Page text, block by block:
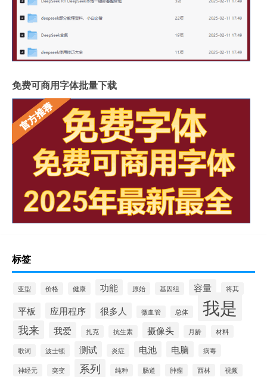
免费可商用字体批量下载
标签
亚型 价格 健康 功能 原始 基因组 容量 将其
平板 应用程序 很多人 微血管 总体 我是
我来 我爱 扎克 抗生素 摄像头 月龄 材料
歌词 波士顿 测试 炎症 电池 电脑 病毒
神经元 突变 系列 纯种 肠道 肿瘤 西林 视频